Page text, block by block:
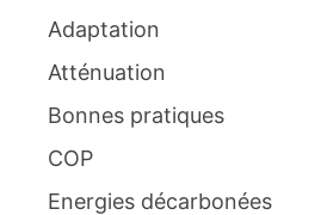
Adaptation
Atténuation
Bonnes pratiques
COP
Energies décarbonées